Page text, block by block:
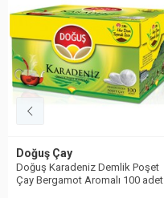
Doğuş Çay
Doğuş Karadeniz Demlik Poşet
Çay Bergamot Aromalı 100 adet